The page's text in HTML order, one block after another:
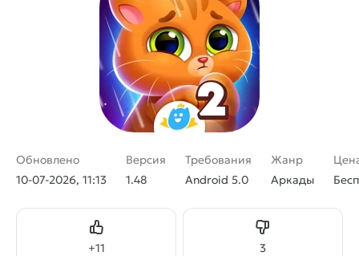
Обновлено
10-07-2026, 11:13
Версия
1.48
Требования
Android 5.0
Жанр
Аркады
+11
Нравится 3Не нравится